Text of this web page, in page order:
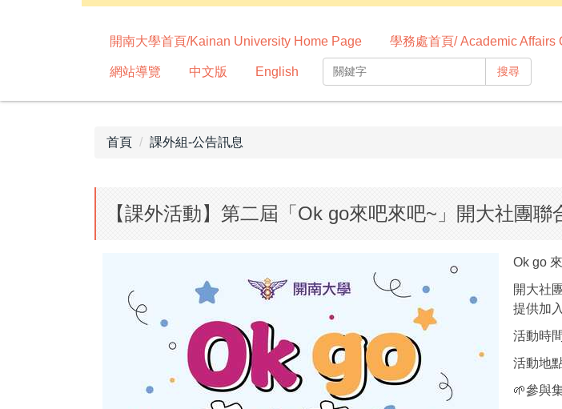
開南大學首頁/Kainan University Home Page 學務處首頁/ Academic Affairs
網站導覽 中文版 English 搜尋
首頁 課外組-公告訊息
【課外活動】第二屆「Ok go來吧來吧~」開大社團聯
Ok go
開大社
提供加
活動時
活動地
🌱參與